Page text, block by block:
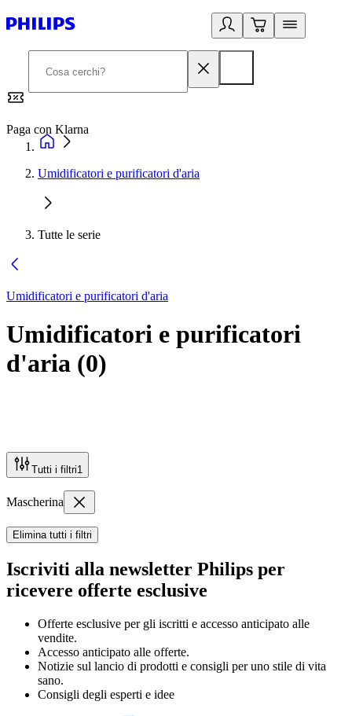
Paga con Klarna
Umidificatori e purificatori d'aria
Tutte le serie
Umidificatori e purificatori d'aria
Umidificatori e purificatori
d'aria (0)
Tutti i filtri1
Mascherina
Elimina tutti i filtri
Iscriviti alla newsletter Philips per
ricevere offerte esclusive
Offerte esclusive per gli iscritti e accesso anticipato alle
vendite.
Accesso anticipato alle offerte.
Notizie sul lancio di prodotti e consigli per uno stile di vita
sano.
Consigli degli esperti e idee